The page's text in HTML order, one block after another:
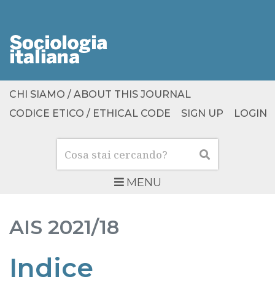
MENU
Cerca Cerca
CHI SIAMO / ABOUT THIS JOURNAL
CODICE ETICO / ETHICAL CODE
SIGN UP LOGIN
AIS 2021/18
Indice